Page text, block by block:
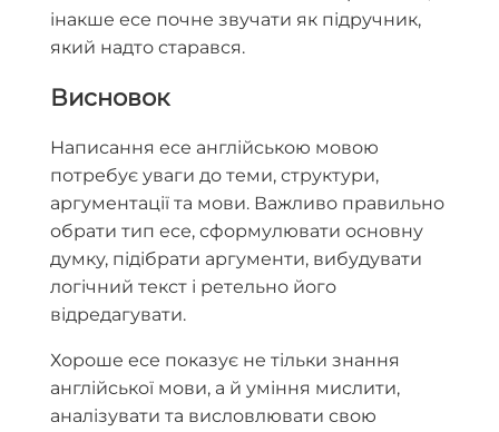
інакше есе почне звучати як підручник,
який надто старався.
Висновок
Написання есе англійською мовою
потребує уваги до теми, структури,
аргументації та мови. Важливо правильно
обрати тип есе, сформулювати основну
думку, підібрати аргументи, вибудувати
логічний текст і ретельно його
відредагувати.
Хороше есе показує не тільки знання
англійської мови, а й уміння мислити,
аналізувати та висловлювати свою